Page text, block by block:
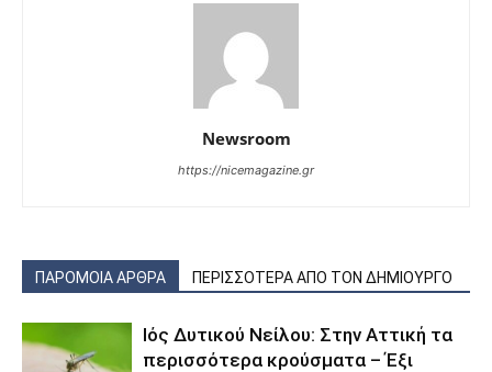
Newsroom
https://nicemagazine.gr
ΠΑΡΟΜΟΙΑ ΑΡΘΡΑ ΠΕΡΙΣΣΟΤΕΡΑ ΑΠΟ ΤΟΝ ΔΗΜΙΟΥΡΓΟ
Ιός Δυτικού Νείλου: Στην Αττική τα
περισσότερα κρούσματα – Έξι